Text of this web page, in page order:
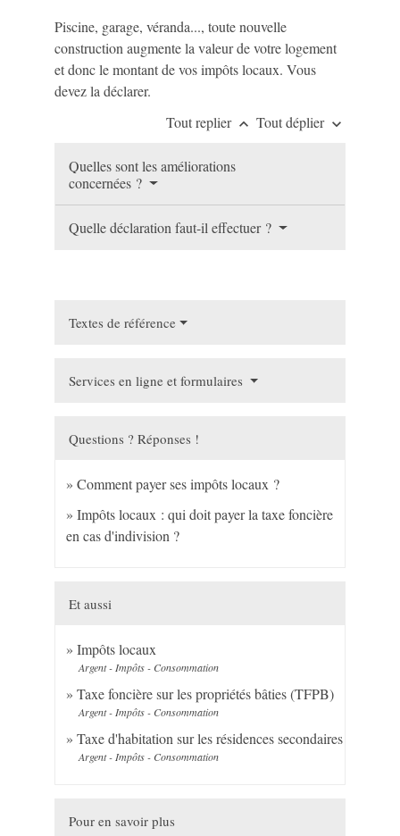
Piscine, garage, véranda..., toute nouvelle
construction augmente la valeur de votre logement
et donc le montant de vos impôts locaux. Vous
devez la déclarer.
Tout replier keyboard_arrow_up Tout déplier keyboard_arrow_down
Quelles sont les améliorations
concernées ?
Quelle déclaration faut-il effectuer ?
Textes de référence
Services en ligne et formulaires
Questions ? Réponses !
Comment payer ses impôts locaux ?
Impôts locaux : qui doit payer la taxe foncière
en cas d'indivision ?
Et aussi
Impôts locaux
Argent - Impôts - Consommation
Taxe foncière sur les propriétés bâties (TFPB)
Argent - Impôts - Consommation
Taxe d'habitation sur les résidences secondaires
Argent - Impôts - Consommation
Pour en savoir plus